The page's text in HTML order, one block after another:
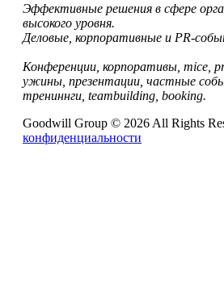
Эффективные решения в сфере
высокого уровня.
Деловые, корпоративные и PR-
Конференции, корпоративы, mice,
ужины, презентации, частные
трениннги, teambuilding, booking.
Goodwill Group © 2026 All Rights
конфиденциальности